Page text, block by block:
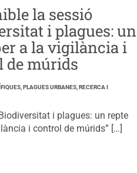
la sessió
i plagues: un
a la vigilància i
de múrids
PLAGUES URBANES, RECERCA I
i plagues: un repte
i control de múrids” […]